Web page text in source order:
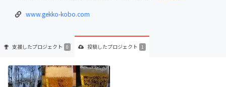
www.gekko-kobo.com
支援したプロジェクト 0 投稿したプロジェクト 1